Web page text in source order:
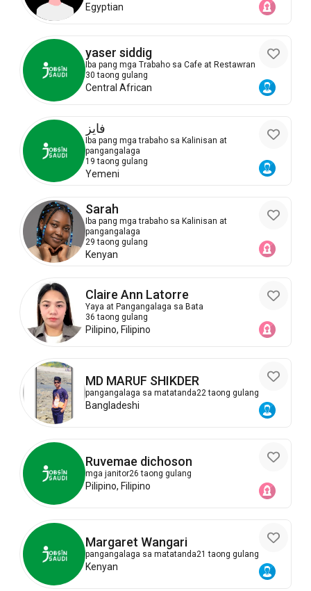
Egyptian
yaser siddig
Iba pang mga Trabaho sa Cafe at Restawran
30 taong gulang
Central African
فايز
Iba pang mga trabaho sa Kalinisan at
pangangalaga
19 taong gulang
Yemeni
Sarah
Iba pang mga trabaho sa Kalinisan at
pangangalaga
29 taong gulang
Kenyan
Claire Ann Latorre
Yaya at Pangangalaga sa Bata
36 taong gulang
Pilipino, Filipino
MD MARUF SHIKDER
pangangalaga sa matatanda22 taong gulang
Bangladeshi
Ruvemae dichoson
mga janitor26 taong gulang
Pilipino, Filipino
Margaret Wangari
pangangalaga sa matatanda21 taong gulang
Kenyan